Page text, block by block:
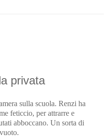
privata
sulla scuola. Renzi ha
feticcio, per attrarre e
abboccano. Un sorta di